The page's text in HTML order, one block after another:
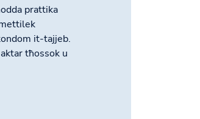
prattika
it-tajjeb.
tħossok u